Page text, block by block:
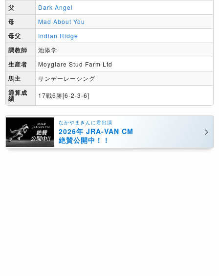
父 Dark Angel
母 Mad About You
母父 Indian Ridge
調教師 池添学
生産者 Moyglare Stud Farm Ltd
馬主 サンデーレーシング
通算成
績 17戦6勝[6-2-3-6]
なかやまきんに君出演
2026年 JRA-VAN CM
絶賛公開中！！